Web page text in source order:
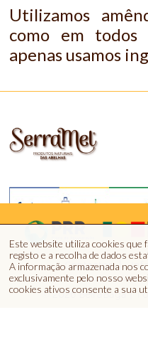
Este website utiliza cookies que
registo e a recolha de dados
A informação armazenada nos
exclusivamente pelo nosso
cookies ativos consente a sua
Utilizamos
como em todos
apenas usamos
Contactos
© 2026 BeiraBaga |